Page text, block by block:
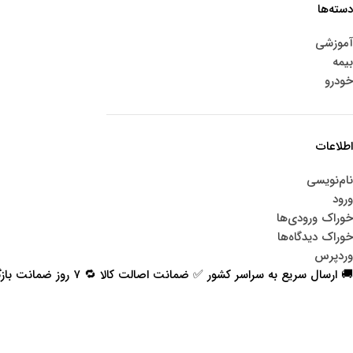
دسته‌ها
آموزشی
بیمه
خودرو
اطلاعات
نام‌نویسی
ورود
خوراک ورودی‌ها
خوراک دیدگاه‌ها
وردپرس
🚚 ارسال سریع به سراسر کشور ✅ ضمانت اصالت کالا 🔁 ۷ روز ضمانت بازگشت 📞 پشتیبانی واقعی